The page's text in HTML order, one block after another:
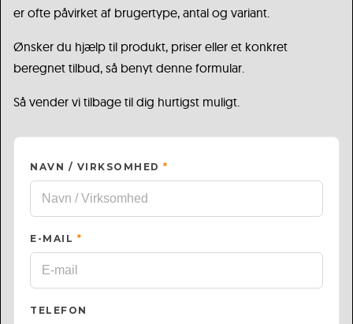
er ofte påvirket af brugertype, antal og variant.
Ønsker du hjælp til produkt, priser eller et konkret
beregnet tilbud, så benyt denne formular.
Så vender vi tilbage til dig hurtigst muligt.
NAVN / VIRKSOMHED *
E-MAIL *
TELEFON